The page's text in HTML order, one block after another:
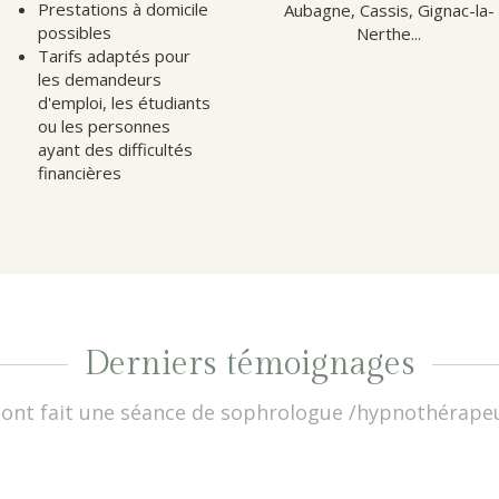
Prestations à domicile
possibles
Tarifs adaptés pour
les demandeurs
d'emploi, les étudiants
ou les personnes
ayant des difficultés
financières
Aubagne, Cassis, Gignac-la-
Nerthe...
Derniers témoignages
fait une séance de sophrologue /